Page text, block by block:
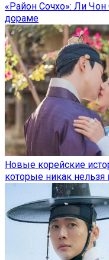
«Район Сочхо»: Ли
дораме
Новые корейские
которые никак нельзя